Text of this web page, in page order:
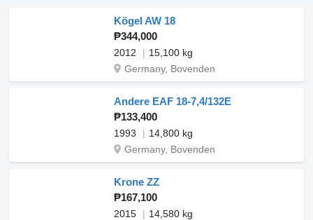
Kögel AW 18
₱344,000
2012
15,100 kg
Germany, Bovenden
Andere EAF 18-7,4/132E
₱133,400
1993
14,800 kg
Germany, Bovenden
Krone ZZ
₱167,100
2015
14,580 kg